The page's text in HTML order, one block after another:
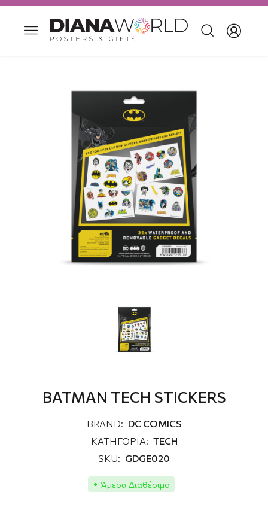
BATMAN TECH STICKERS
BRAND: DC COMICS
ΚΑΤΗΓΟΡΙΑ: TECH
SKU: GDGE020
Άμεσα Διαθέσιμο